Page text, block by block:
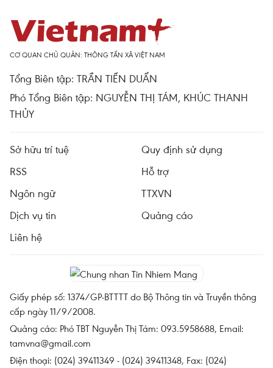
CƠ QUAN CHỦ QUẢN: THÔNG TẤN XÃ VIỆT NAM
Tổng Biên tập: TRẦN TIẾN DUẨN
Phó Tổng Biên tập: NGUYỄN THỊ TÁM, KHÚC THANH
THỦY
Sở hữu trí tuệ
Quy định sử dụng
RSS
Hỗ trợ
Ngôn ngữ
TTXVN
Dịch vụ tin
Quảng cáo
Liên hệ
Giấy phép số: 1374/GP-BTTTT do Bộ Thông tin và Truyền thông
cấp ngày 11/9/2008.
Quảng cáo: Phó TBT Nguyễn Thị Tám: 093.5958688, Email:
tamvna@gmail.com
Điện thoại: (024) 39411349 - (024) 39411348, Fax: (024)